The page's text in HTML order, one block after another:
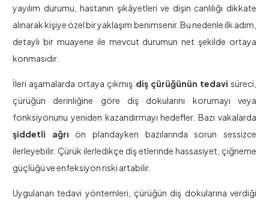
yayılım durumu, hastanın şikâyetleri ve dişin canlılığı dikkate
alınarak kişiye özel bir yaklaşım benimsenir. Bu nedenle ilk adım,
detaylı bir muayene ile mevcut durumun net şekilde ortaya
konmasıdır.
İleri aşamalarda ortaya çıkmış diş çürüğünün tedavi süreci,
çürüğün derinliğine göre diş dokularını korumayı veya
fonksiyonunu yeniden kazandırmayı hedefler. Bazı vakalarda
şiddetli ağrı ön plandayken bazılarında sorun sessizce
ilerleyebilir. Çürük ilerledikçe diş etlerinde hassasiyet, çiğneme
güçlüğü ve enfeksiyon riski artabilir.
Uygulanan tedavi yöntemleri, çürüğün diş dokularına verdiği